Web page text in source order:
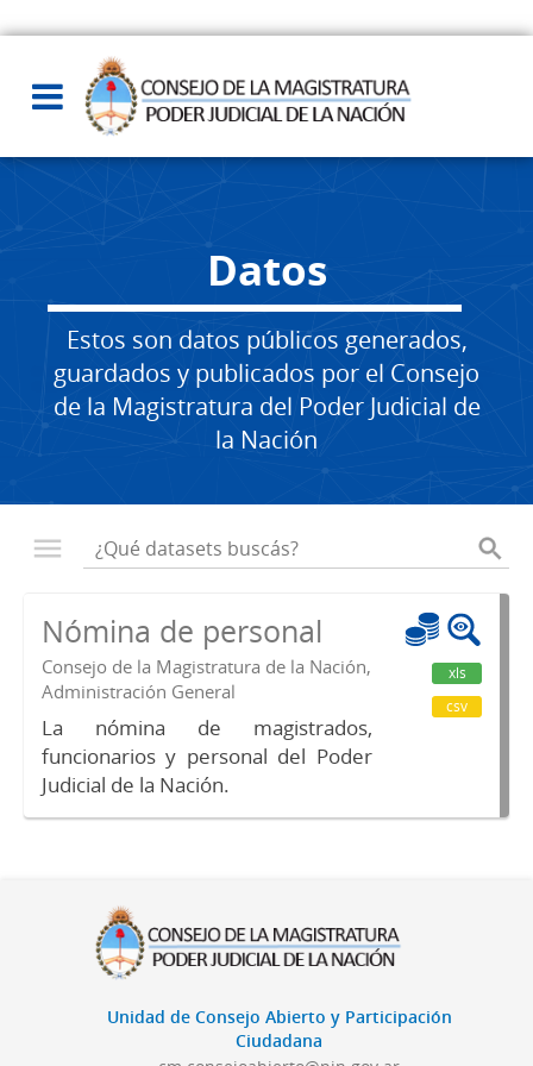
Datos
Estos son datos públicos generados,
guardados y publicados por el Consejo
de la Magistratura del Poder Judicial de
la Nación
Nómina de personal
Consejo de la Magistratura de la Nación,
Administración General
La nómina de magistrados,
funcionarios y personal del Poder
Judicial de la Nación.
xls
csv
Unidad de Consejo Abierto y Participación
Ciudadana